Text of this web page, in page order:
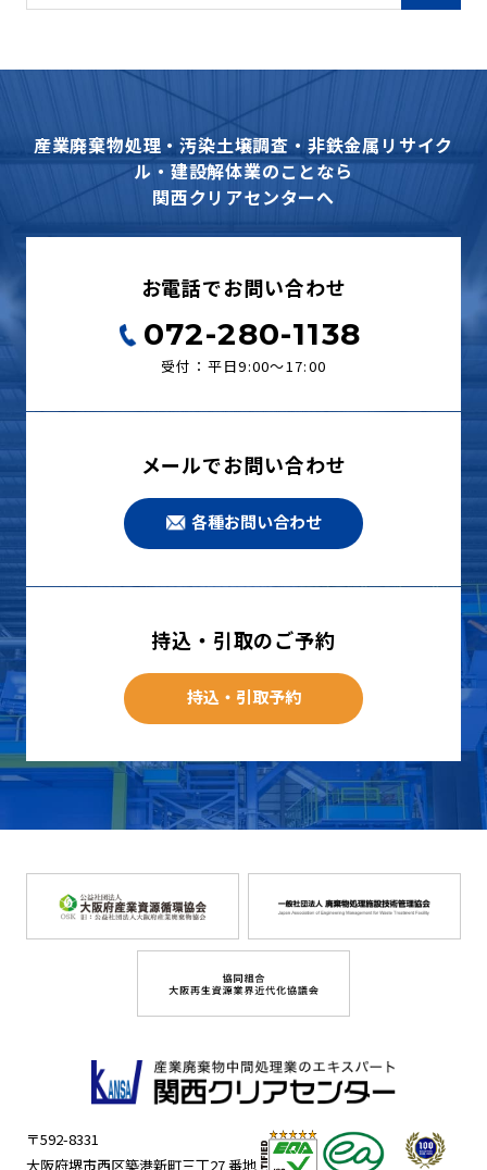
産業廃棄物処理・汚染土壌調査・非鉄金属リサイク
ル・建設解体業のことなら
関西クリアセンターへ
お電話でお問い合わせ
072-280-1138
受付：平日9:00〜17:00
メールでお問い合わせ
各種お問い合わせ
持込・引取のご予約
持込・引取予約
〒592-8331
大阪府堺市西区築港新町三丁27 番地